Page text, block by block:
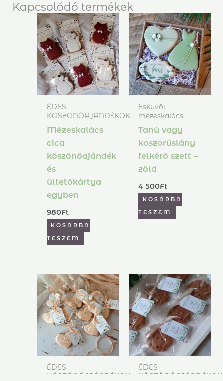
Kapcsolódó termékek
ÉDES
KÖSZÖNŐAJÁNDÉKOK
Mézeskalács
cica
köszönőajándék
és
ültetőkártya
egyben
980Ft
KOSÁRBA
TESZEM
Esküvői
mézeskalács
Tanú vagy
koszorúslány
felkérő szett –
zöld
4 500Ft
KOSÁRBA
TESZEM
ÉDES
KÖSZÖNŐAJÁNDÉKOK
ÉDES
KÖSZÖNŐAJÁNDÉKOK